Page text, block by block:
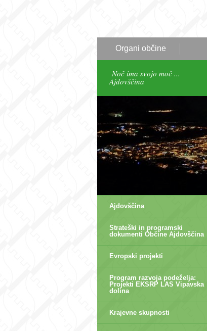
Organi občine
Noč ima svojo moč ...
Ajdovščina
Ajdovščina
Strateški in programski
dokumenti Občine Ajdovščina
Evropski projekti
Program razvoja podeželja:
Projekti EKSRP LAS Vipavska
dolina
Krajevne skupnosti